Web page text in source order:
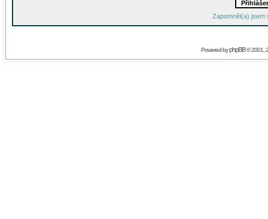
Zapomněl(a) jsem
Powered byphpBB© 2001,